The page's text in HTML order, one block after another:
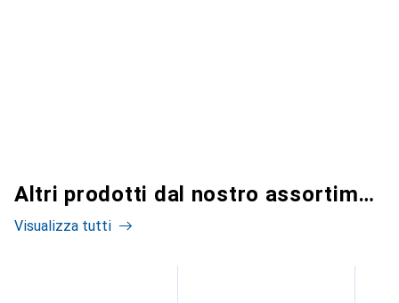
Altri prodotti dal nostro assortimento
Visualizza tutti